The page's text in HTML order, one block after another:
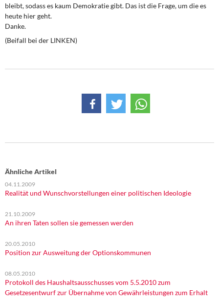
bleibt, sodass es kaum Demokratie gibt. Das ist die Frage, um die es
heute hier geht.
Danke.
(Beifall bei der LINKEN)
Ähnliche Artikel
04.11.2009
Realität und Wunschvorstellungen einer politischen Ideologie
21.10.2009
An ihren Taten sollen sie gemessen werden
20.05.2010
Position zur Ausweitung der Optionskommunen
08.05.2010
Protokoll des Haushaltsausschusses vom 5.5.2010 zum
Gesetzesentwurf zur Übernahme von Gewährleistungen zum Erhalt